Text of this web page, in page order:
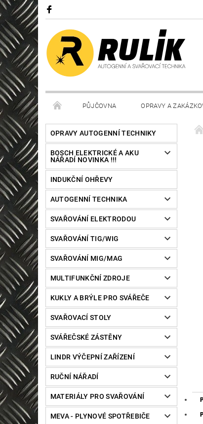
PŮJČOVNA OPRAVY A
OPRAVY AUTOGENNÍ TECHNIKY
BOSCH ELEKTRICKÉ A AKU
NÁŘADÍ NOVINKA !!!
INDUKČNÍ OHŘEVY
AUTOGENNÍ TECHNIKA
SVAŘOVÁNÍ ELEKTRODOU
SVAŘOVÁNÍ TIG/WIG
SVAŘOVÁNÍ MIG/MAG
MULTIFUNKČNÍ ZDROJE
KUKLY A BRÝLE PRO SVÁŘEČE
SVAŘOVACÍ STOLY
SVÁŘEČSKÉ ZÁSTĚNY
LINDR VÝČEPNÍ ZAŘÍZENÍ
RUČNÍ NÁŘADÍ
MATERIÁLY PRO SVAŘOVÁNÍ
MEVA - PLYNOVÉ SPOTŘEBIČE